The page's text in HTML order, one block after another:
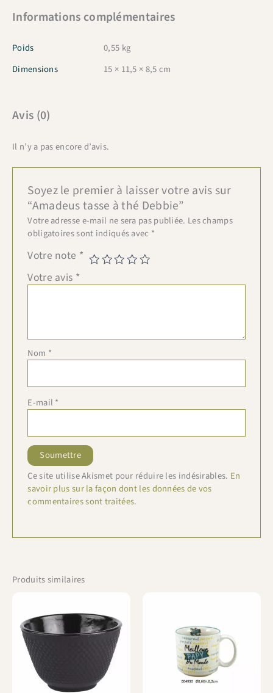
Informations complémentaires
Poids
0,55 kg
Dimensions
15 × 11,5 × 8,5 cm
Avis (0)
Il n’y a pas encore d’avis.
Soyez le premier à laisser votre avis sur
“Amadeus tasse à thé Debbie”
Votre adresse e-mail ne sera pas publiée. Les champs
obligatoires sont indiqués avec *
Votre note *
Votre avis *
Nom *
E-mail *
Ce site utilise Akismet pour réduire les indésirables. En
savoir plus sur la façon dont les données de vos
commentaires sont traitées.
Produits similaires